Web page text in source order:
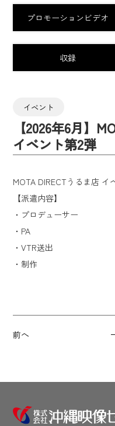
プロモーションビデオ
収録
イベント
【2026年6月】
イベント第2弾
MOTA DIRECTうるま店
【派遣内容】
・プロデューサー
・PA
・VTR送出
・制作
前へ